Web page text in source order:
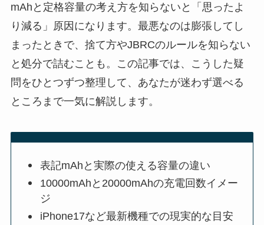
mAhと定格容量の考え方を知らないと「思ったよ
り減る」原因になります。最悪なのは膨張してし
まったときで、捨て方やJBRCのルールを知らない
と処分で詰むことも。この記事では、こうした疑
問をひとつずつ整理して、あなたが迷わず選べる
ところまで一気に解説します。
表記mAhと実際の使える容量の違い
10000mAhと20000mAhの充電回数イメー
ジ
iPhone17など最新機種での現実的な目安